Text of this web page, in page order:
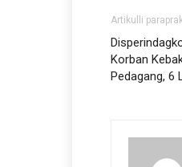
Artikulli
Korban
Pedagang, 6